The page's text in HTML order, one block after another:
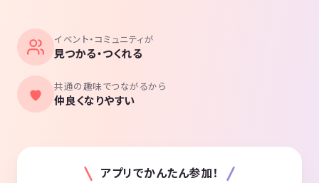
イベント・コミュニティが
見つかる・つくれる
共通の趣味でつながるから
仲良くなりやすい
アプリでかんたん参加！